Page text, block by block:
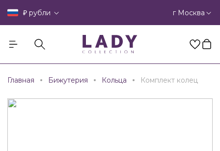
₽ рубли г Москва
Главная Бижутерия Кольца Комплект колец